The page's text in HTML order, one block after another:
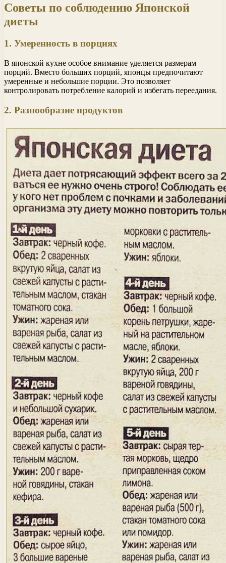
Советы по соблюдению Японской
диеты
1. Умеренность в порциях
В японской кухне особое внимание уделяется размерам
порций. Вместо больших порций, японцы предпочитают
умеренные и небольшие порции. Это позволяет
контролировать потребление калорий и избегать переедания.
2. Разнообразие продуктов